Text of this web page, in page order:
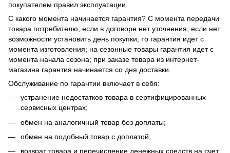
покупателем правил эксплуатации.
С какого момента начинается гарантия? С момента передачи
товара потребителю, если в договоре нет уточнения; если нет
возможности установить день покупки, то гарантия идет с
момента изготовления; на сезонные товары гарантия идет с
момента начала сезона; при заказе товара из интернет-
магазина гарантия начинается со дня доставки.
Обслуживание по гарантии включает в себя:
устранение недостатков товара в сертифицированных
сервисных центрах;
обмен на аналогичный товар без доплаты;
обмен на подобный товар с доплатой;
возврат товара и перечисление денежных средств на счет